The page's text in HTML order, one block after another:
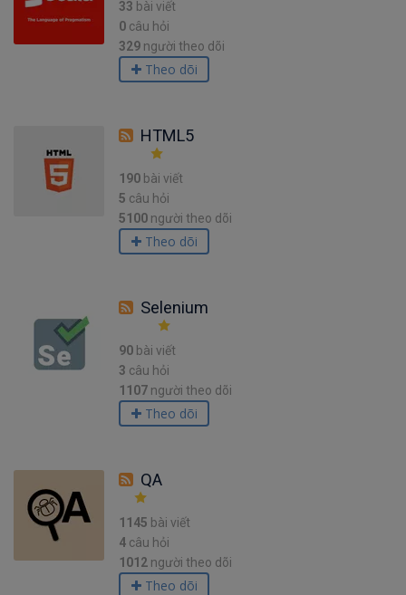
33 bài viết
0 câu hỏi
329 người theo dõi
Theo dõi
HTML5
190 bài viết
5 câu hỏi
5100 người theo dõi
Theo dõi
Selenium
90 bài viết
3 câu hỏi
1107 người theo dõi
Theo dõi
QA
1145 bài viết
4 câu hỏi
1012 người theo dõi
Theo dõi